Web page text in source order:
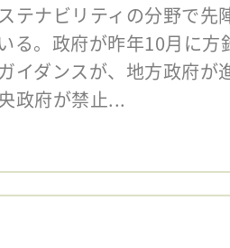
テナビリティの分野で先
る。政府が昨年10月に
イダンスが、地方政府
政府が禁止...